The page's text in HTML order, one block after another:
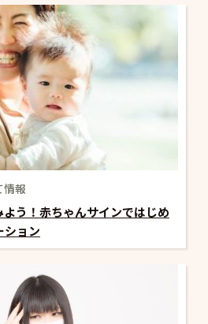
情報
よう！赤ちゃんサインではじめ
ション